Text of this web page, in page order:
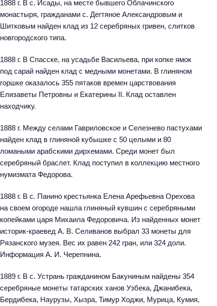
1888 г. В с. Исады, на месте бывшего Облачинского
монастыря, гражданами с. Дегтяное Александровым и
Шитковым найден клад из 12 серебряных гривен, слитков
новгородского типа.
1888 г. В Спасске, на усадьбе Васильева, при копке ямок
под сарай найден клад с медными монетами. В глиняном
горшке оказалось 355 пятаков времен царствования
Елизаветы Петровны и Екатерины II. Клад оставлен
находчику.
1888 г. Между селами Гавриловское и Селезнево пастухами
найден клад в глиняной кубышке с 50 целыми и 80
ломаными арабскими дирхемами. Среди монет был
серебряный браслет. Клад поступил в коллекцию местного
нумизмата Федорова.
1888 г. В с. Панино крестьянка Елена Арефьевна Орехова
на своем огороде нашла глиняный кувшин с серебряными
копейками царя Михаила Федоровича. Из найденных монет
историк-краевед А. В. Селиванов выбрал 33 монеты для
Рязанского музея. Вес их равен 242 гран, или 324 доли.
Информация А. И. Черепнина.
1889 г. В с. Устрань гражданином Бакуниным найдены 354
серебряные монеты татарских ханов Узбека, Джанибека,
Бердибека, Наурузы, Хызра, Тимур Ходжи, Мурица, Кумия,